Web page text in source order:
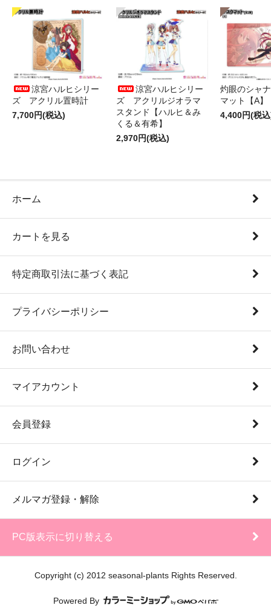
涼宮ハルヒシリー
ズ アクリル置時計
7,700円(税込)
涼宮ハルヒシリー
ズ アクリルジオラマ
スタンド【ハルヒ＆み
くる＆有希】
2,970円(税込)
灼眼のシャ
マット【A】
4,400円(税
ホーム
カートを見る
特定商取引法に基づく表記
プライバシーポリシー
お問い合わせ
マイアカウント
会員登録
ログイン
メルマガ登録・解除
PC版表示に切り替える
Copyright (c) 2012 seasonal-plants Rights Reserved.
Powered By